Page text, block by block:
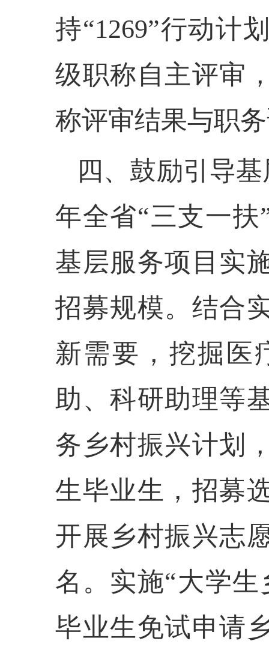
持“1269”行动计
级职称自主评审
称评审结果与职
四、鼓励引导
年全省“三支一扶
基层服务项目实
招募规模。结合
新需要，挖掘医
助、科研助理等
务乡村振兴计划
生毕业生，招募
开展乡村振兴志
名。实施“大学
毕业生免试申请